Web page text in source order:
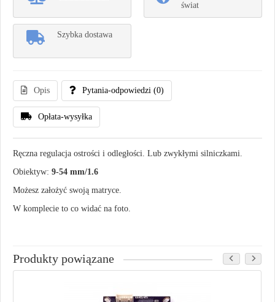
świat
Szybka dostawa
Opis Pytania-odpowiedzi (0)
Opłata-wysyłka
Ręczna regulacja ostrości i odległości. Lub zwykłymi silniczkami.
Obiektyw: 9-54 mm/1.6
Możesz założyć swoją matryce.
W komplecie to co widać na foto.
Produkty powiązane